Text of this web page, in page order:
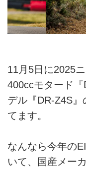
11月5日に2025
400ccモタード
デル『DR-Z4S
てます。
なんなら今年の
いて、国産メー